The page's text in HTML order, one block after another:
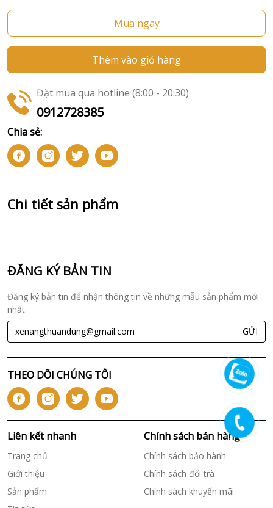
Mua ngay
Thêm vào giỏ hàng
Đặt mua qua hotline (8:00 - 20:30)
0912728385
Chia sẻ:
Chi tiết sản phẩm
ĐĂNG KÝ BẢN TIN
Đăng ký bản tin để nhận thông tin về những mẫu sản phẩm mới
nhất.
GỬI
THEO DÕI CHÚNG TÔI
Liên kết nhanh
Trang chủ
Giới thiệu
Sản phẩm
Chính sách bán hàng
Chính sách bảo hành
Chính sách đổi trà
Chính sách khuyến mãi